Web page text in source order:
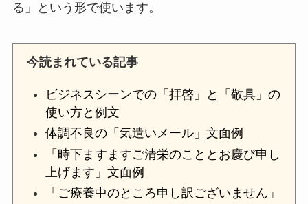
る」という形で使います。
今読まれている記事
ビジネスシーンでの「拝啓」と「敬具」の
使い方と例文
体調不良の「気遣いメール」文面例
「時下ますますご清栄のこととお慶び申し
上げます」文面例
「ご療養中のところ申し訳ございません」